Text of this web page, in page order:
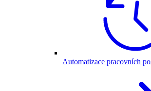
Automatizace pracovních